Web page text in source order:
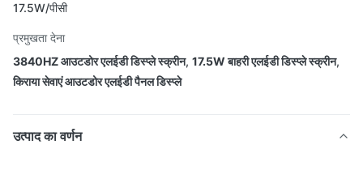
17.5W/पीसी
प्रमुखता देना
3840HZ आउटडोर एलईडी डिस्प्ले स्क्रीन, 17.5W बाहरी एलईडी डिस्प्ले स्क्रीन,
किराया सेवाएं आउटडोर एलईडी पैनल डिस्प्ले
उत्पाद का वर्णन